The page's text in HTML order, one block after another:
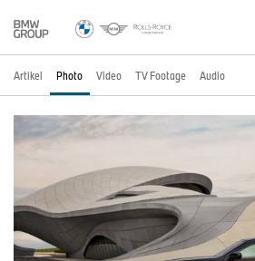
Artikel Photo Video TV Footage Audio